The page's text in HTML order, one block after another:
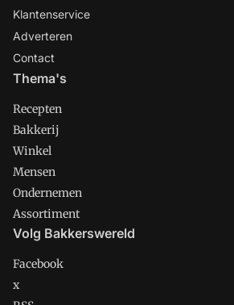
Klantenservice
Adverteren
Contact
Thema's
Recepten
Bakkerij
Winkel
Mensen
Ondernemen
Assortiment
Volg Bakkerswereld
Facebook
x